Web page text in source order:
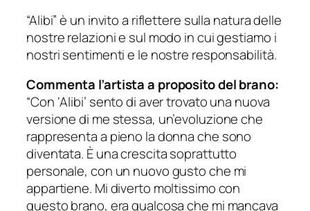
“Alibi” è un invito a riflettere sulla natura delle
nostre relazioni e sul modo in cui gestiamo i
nostri sentimenti e le nostre responsabilità.
Commenta l’artista a proposito del brano:
“Con ‘Alibi’ sento di aver trovato una nuova
versione di me stessa, un’evoluzione che
rappresenta a pieno la donna che sono
diventata. È una crescita soprattutto
personale, con un nuovo gusto che mi
appartiene. Mi diverto moltissimo con
questo brano, era qualcosa che mi mancava